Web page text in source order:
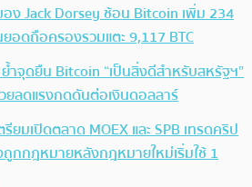
ง Jack Dorsey ช้อน Bitcoin เพิ่ม 234
อดถือครองรวมแตะ 9,117 BTC
ำจุดยืน Bitcoin “เป็นสิ่งดีสำหรับสหรัฐฯ”
ยลดแรงกดดันต่อเงินดอลลาร์
รียมเปิดตลาด MOEX และ SPB เทรดคริป
ถูกกฎหมายหลังกฎหมายใหม่เริ่มใช้ 1